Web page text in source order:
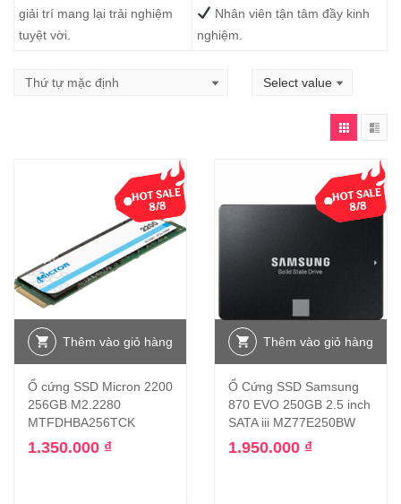
giải trí mang lại trải nghiệm
tuyệt vời.
Nhân viên tận tâm đầy kinh
nghiệm.
Thêm vào giỏ hàng
Ổ cứng SSD Micron 2200
256GB M2.2280
MTFDHBA256TCK
1.350.000 ₫
Thêm vào giỏ hàng
Ổ Cứng SSD Samsung
870 EVO 250GB 2.5 inch
SATA iii MZ77E250BW
1.950.000 ₫